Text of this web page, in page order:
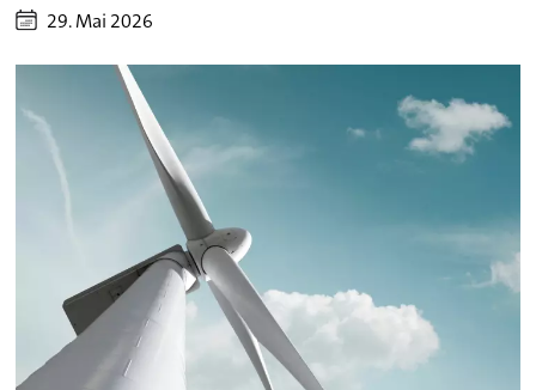
29. Mai 2026